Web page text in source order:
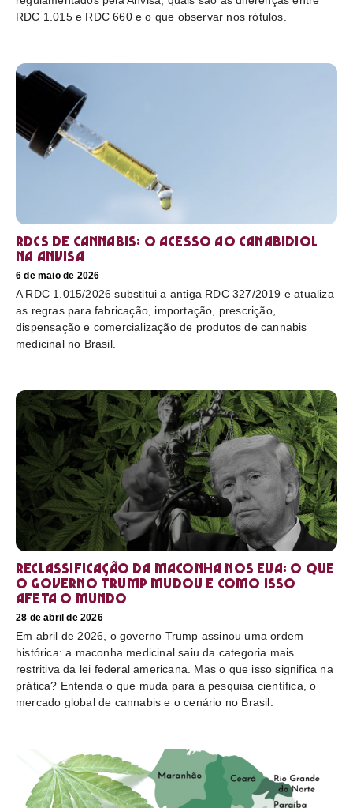
RDC 1.015 e RDC 660 e o que observar nos rótulos.
RDCs de cannabis: o acesso ao canabidiol
na Anvisa
6 de maio de 2026
A RDC 1.015/2026 substitui a antiga RDC 327/2019 e atualiza
as regras para fabricação, importação, prescrição,
dispensação e comercialização de produtos de cannabis
medicinal no Brasil.
Reclassificação da maconha nos EUA: o que
o governo Trump mudou e como isso
afeta o mundo
28 de abril de 2026
Em abril de 2026, o governo Trump assinou uma ordem
histórica: a maconha medicinal saiu da categoria mais
restritiva da lei federal americana. Mas o que isso significa na
prática? Entenda o que muda para a pesquisa científica, o
mercado global de cannabis e o cenário no Brasil.